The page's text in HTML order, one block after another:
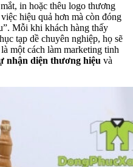
in hoặc thêu logo thương
hiệu quả hơn mà còn đóng
Mỗi khi khách hàng thấy
tạp dề chuyên nghiệp, họ sẽ
một cách làm marketing tinh
nhận diện thương hiệu và